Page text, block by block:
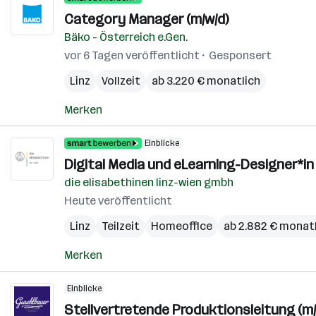
Category Manager (m/w/d)
Bäko - Österreich e.Gen.
vor 6 Tagen veröffentlicht
Gesponsert
Linz
Vollzeit ab 3.220 € monatlich
Merken
Einblicke
Digital Media und eLearning-Designer*in
die elisabethinen linz-wien gmbh
Heute veröffentlicht
Linz
Teilzeit Homeoffice ab 2.882 €
Merken
Einblicke
Stellvertretende Produktionsleitung